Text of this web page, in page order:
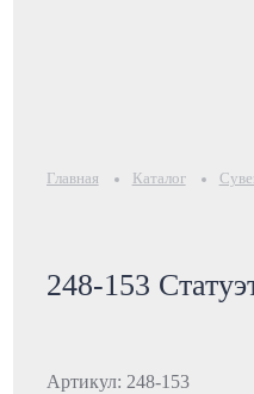
Главная Каталог
248-153
Артикул: 248-153